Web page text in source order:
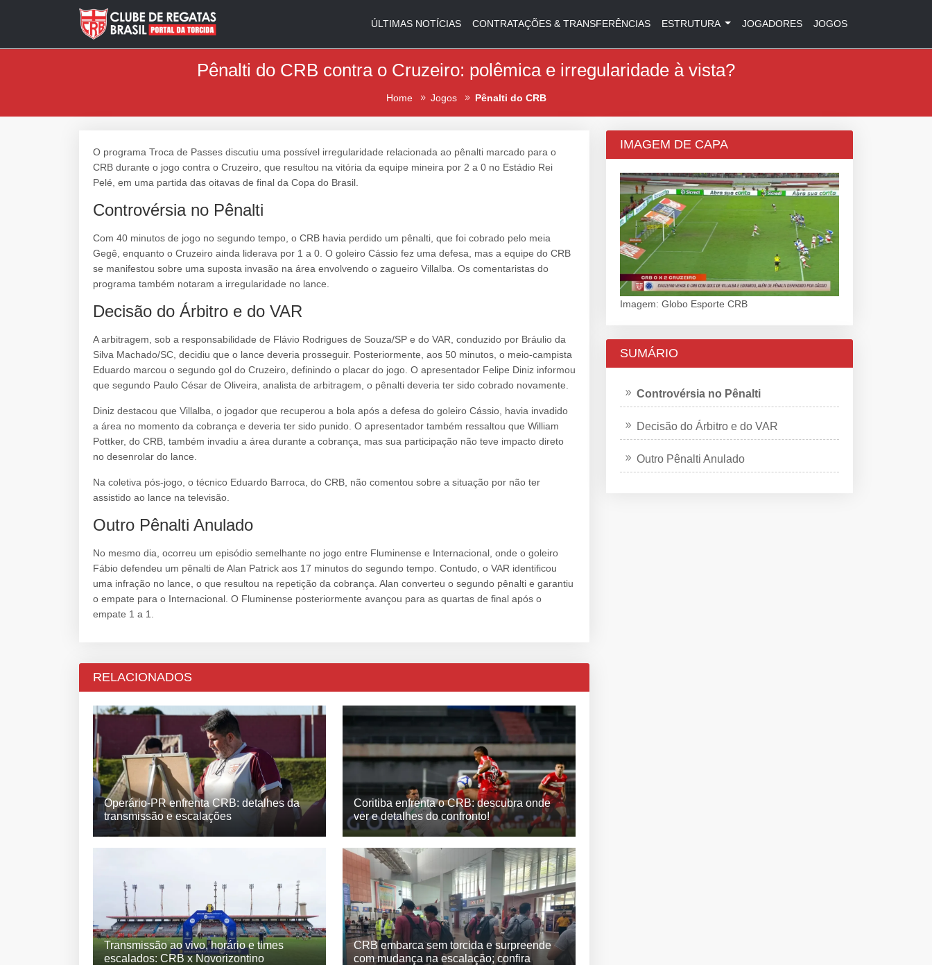
ÚLTIMAS NOTÍCIAS CONTRATAÇÕES & TRANSFERÊNCIAS ESTRUTURA JOGADORES JOGOS
Pênalti do CRB contra o Cruzeiro: polêmica e irregularidade à vista?
Home Jogos Pênalti do CRB
O programa Troca de Passes discutiu uma possível irregularidade relacionada ao pênalti marcado para o
CRB durante o jogo contra o Cruzeiro, que resultou na vitória da equipe mineira por 2 a 0 no Estádio Rei
Pelé, em uma partida das oitavas de final da Copa do Brasil.
Controvérsia no Pênalti
Com 40 minutos de jogo no segundo tempo, o CRB havia perdido um pênalti, que foi cobrado pelo meia
Gegê, enquanto o Cruzeiro ainda liderava por 1 a 0. O goleiro Cássio fez uma defesa, mas a equipe do CRB
se manifestou sobre uma suposta invasão na área envolvendo o zagueiro Villalba. Os comentaristas do
programa também notaram a irregularidade no lance.
Decisão do Árbitro e do VAR
A arbitragem, sob a responsabilidade de Flávio Rodrigues de Souza/SP e do VAR, conduzido por Bráulio da
Silva Machado/SC, decidiu que o lance deveria prosseguir. Posteriormente, aos 50 minutos, o meio-campista
Eduardo marcou o segundo gol do Cruzeiro, definindo o placar do jogo. O apresentador Felipe Diniz informou
que segundo Paulo César de Oliveira, analista de arbitragem, o pênalti deveria ter sido cobrado novamente.
Diniz destacou que Villalba, o jogador que recuperou a bola após a defesa do goleiro Cássio, havia invadido
a área no momento da cobrança e deveria ter sido punido. O apresentador também ressaltou que William
Pottker, do CRB, também invadiu a área durante a cobrança, mas sua participação não teve impacto direto
no desenrolar do lance.
Na coletiva pós-jogo, o técnico Eduardo Barroca, do CRB, não comentou sobre a situação por não ter
assistido ao lance na televisão.
Outro Pênalti Anulado
No mesmo dia, ocorreu um episódio semelhante no jogo entre Fluminense e Internacional, onde o goleiro
Fábio defendeu um pênalti de Alan Patrick aos 17 minutos do segundo tempo. Contudo, o VAR identificou
uma infração no lance, o que resultou na repetição da cobrança. Alan converteu o segundo pênalti e garantiu
o empate para o Internacional. O Fluminense posteriormente avançou para as quartas de final após o
empate 1 a 1.
RELACIONADOS
Operário-PR enfrenta CRB: detalhes da
transmissão e escalações
Coritiba enfrenta o CRB: descubra onde
ver e detalhes do confronto!
Transmissão ao vivo, horário e times
escalados: CRB x Novorizontino
CRB embarca sem torcida e surpreende
com mudança na escalação; confira
IMAGEM DE CAPA
Imagem: Globo Esporte CRB
SUMÁRIO
Controvérsia no Pênalti
Decisão do Árbitro e do VAR
Outro Pênalti Anulado